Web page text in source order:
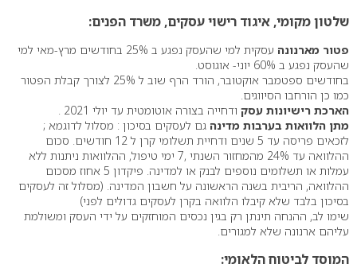
שלטון מקומי, איגוד רישוי עסקים, משרד הפנים:
פטור מארנונה
עסקית למי שהעסק נפגע ב 25% בחודשים מרץ-מאי למי
שהעסק נפגע ב 60% יוני- אוגוסט.
בחודשים ספטמבר אוקטובר, הורד הרף שוב ל 25% לצורך קבלת הפטור
כמו כן הורחבו הסיווגים.
הארכת רישיונות עסק ודחייה בצורה אוטומטית עד יולי 2021 .
מתן הלוואות בערבות מדינה גם לעסקים בסיכון : מסלול לדוגמא ;
לזכאים פריסה עד 5 שנים ודחיית תשלומי קרן ל 12 חודשים. סכום
ההלוואה עד 24% מהמחזור השנתי ,7 ימי טיפול, ההלוואות ניתנות ללא
עמלות או תשלומים נוספים לבנק או למדינה. פיקדון 5 אחוז מסכום
ההלוואה, הריבית בשנה הראשונה על חשבון המדינה. (מסלול זה לעסקים
בסיכון בלבד שלא קיבלו הלוואה בקרן לעסקים גדולים לפני)
שימו לב, ההנחה תינתן רק בגין נכסים המוחזקים על ידי העסק ומשולמת
עליהם ארנונה שלא למגורים.
המוסד לביטוח הלאומי: